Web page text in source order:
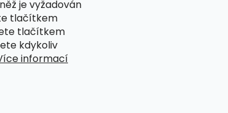
je vyžadován
tlačítkem
tlačítkem
kdykoliv
informací
Vložením